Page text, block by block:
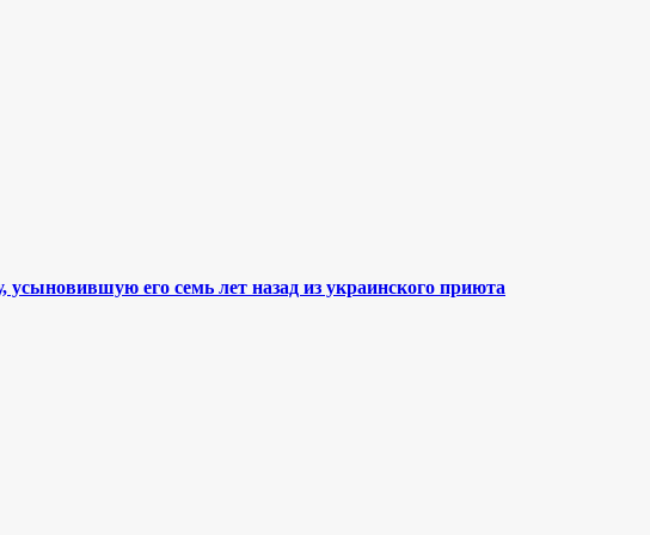
его семь лет назад из украинского приюта